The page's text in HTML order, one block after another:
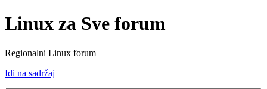
Linux za Sve forum
Regionalni Linux forum
Idi na sadržaj